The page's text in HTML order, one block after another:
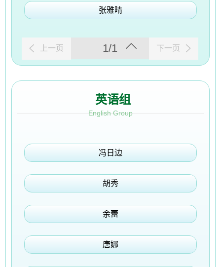
张雅晴
上一页 1/1 下一页
英语组
English Group
冯日边
胡秀
余蕾
唐娜